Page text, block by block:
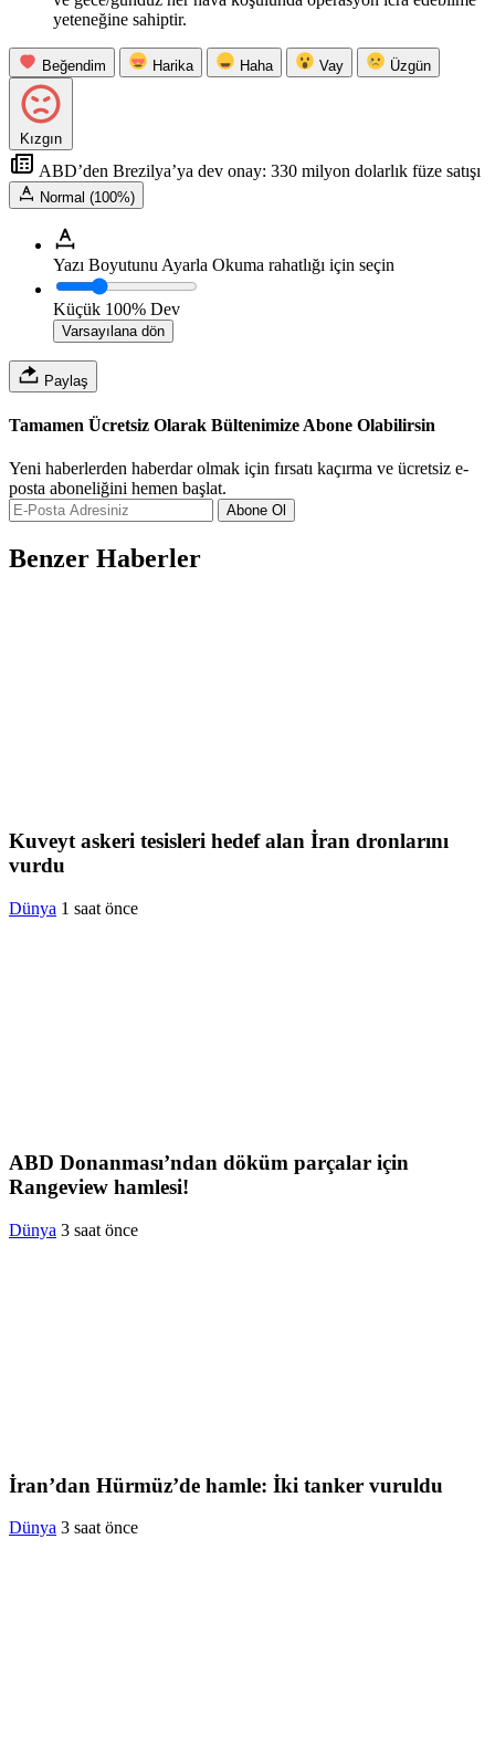
yeteneğine sahiptir.
Beğendim Harika Haha Vay Üzgün
Kızgın
ABD’den Brezilya’ya dev onay: 330 milyon dolarlık füze satışı
Normal (100%)
Yazı Boyutunu Ayarla Okuma rahatlığı için seçin
Küçük 100% Dev
Varsayılana dön
Paylaş
Tamamen Ücretsiz Olarak Bültenimize Abone Olabilirsin
Yeni haberlerden haberdar olmak için fırsatı kaçırma ve ücretsiz e-
posta aboneliğini hemen başlat.
Abone Ol
Benzer Haberler
Kuveyt askeri tesisleri hedef alan İran dronlarını
vurdu
Dünya 1 saat önce
ABD Donanması’ndan döküm parçalar için
Rangeview hamlesi!
Dünya 3 saat önce
İran’dan Hürmüz’de hamle: İki tanker vuruldu
Dünya 3 saat önce